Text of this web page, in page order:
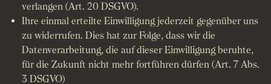
verlangen (Art. 20 DSGVO).
Ihre einmal erteilte Einwilligung jederzeit gegenüber uns
zu widerrufen. Dies hat zur Folge, dass wir die
Datenverarbeitung, die auf dieser Einwilligung beruhte,
für die Zukunft nicht mehr fortführen dürfen (Art. 7 Abs.
3 DSGVO)